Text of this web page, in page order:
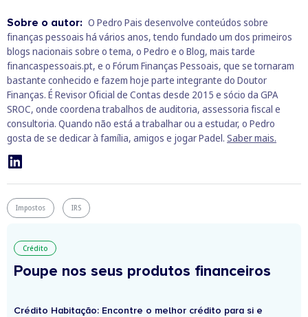
Sobre o autor: O Pedro Pais desenvolve conteúdos sobre
finanças pessoais há vários anos, tendo fundado um dos primeiros
blogs nacionais sobre o tema, o Pedro e o Blog, mais tarde
financaspessoais.pt, e o Fórum Finanças Pessoais, que se tornaram
bastante conhecido e fazem hoje parte integrante do Doutor
Finanças. É Revisor Oficial de Contas desde 2015 e sócio da GPA
SROC, onde coordena trabalhos de auditoria, assessoria fiscal e
consultoria. Quando não está a trabalhar ou a estudar, o Pedro
gosta de se dedicar à família, amigos e jogar Padel. Saber mais.
Impostos IRS
Crédito
Poupe nos seus produtos financeiros
Crédito Habitação: Encontre o melhor crédito para si e